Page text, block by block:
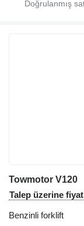
Towmotor V120
Talep üzerine fiyat
Benzinli forklift